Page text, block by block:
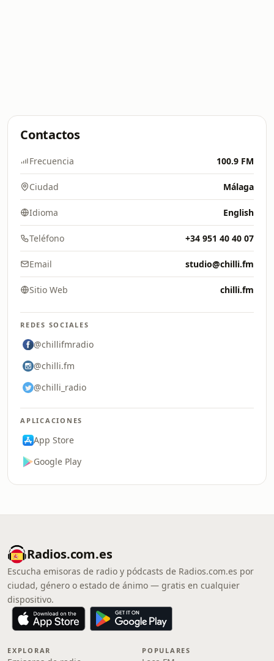
Contactos
Frecuencia 100.9 FM
Ciudad Málaga
Idioma English
Teléfono +34 951 40 40 07
Email studio@chilli.fm
Sitio Web chilli.fm
REDES SOCIALES
@chillifmradio
@chilli.fm
@chilli_radio
APLICACIONES
App Store
Google Play
Radios.com.es
Escucha emisoras de radio y pódcasts de Radios.com.es por
ciudad, género o estado de ánimo — gratis en cualquier
dispositivo.
EXPLORAR POPULARES